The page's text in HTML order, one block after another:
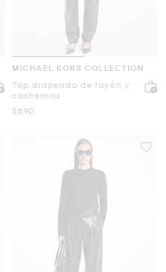
MICHAEL KORS COLLECTION
Top drapeado de rayón y
cachemira
Ahora
$890